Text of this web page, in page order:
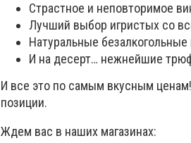
Страстное и неповторимое
Лучший выбор игристых со
Натуральные
И на десерт… нежнейшие
И все это по самым вкусным
позиции.
Ждем вас в наших магазинах: